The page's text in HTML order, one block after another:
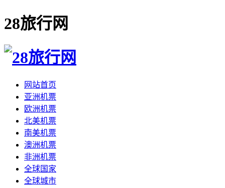
28旅行网
网站首页
亚洲机票
欧洲机票
北美机票
南美机票
澳洲机票
非洲机票
全球国家
全球城市